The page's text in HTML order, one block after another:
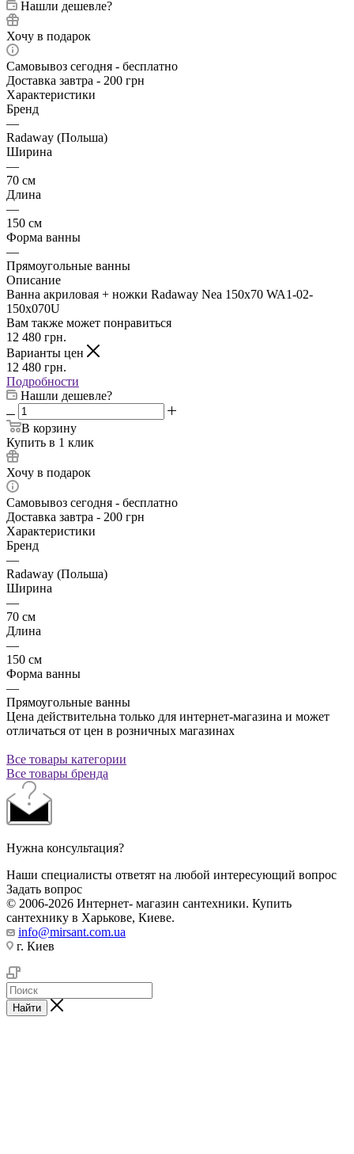
Нашли дешевле?
Хочу в подарок
Самовывоз сегодня - бесплатно
Доставка завтра - 200 грн
Характеристики
Бренд
—
Radaway (Польша)
Ширина
—
70 см
Длина
—
150 см
Форма ванны
—
Прямоугольные ванны
Описание
Ванна акриловая + ножки Radaway Nea 150x70 WA1-02-
150x070U
Вам также может понравиться
12 480 грн.
Варианты цен
12 480 грн.
Подробности
Нашли дешевле?
В корзину
Купить в 1 клик
Хочу в подарок
Самовывоз сегодня - бесплатно
Доставка завтра - 200 грн
Характеристики
Бренд
—
Radaway (Польша)
Ширина
—
70 см
Длина
—
150 см
Форма ванны
—
Прямоугольные ванны
Цена действительна только для интернет-магазина и может
отличаться от цен в розничных магазинах
Все товары категории
Все товары бренда
Нужна консультация?
Наши специалисты ответят на любой интересующий вопрос
Задать вопрос
© 2006-2026 Интернет- магазин сантехники. Купить
сантехнику в Харькове, Киеве.
info@mirsant.com.ua
г. Киев
Найти